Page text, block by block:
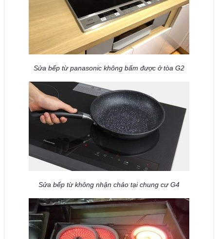
Sửa bếp từ panasonic không bấm được ở tòa G2
Sửa bếp từ không nhận chảo tại chung cư G4